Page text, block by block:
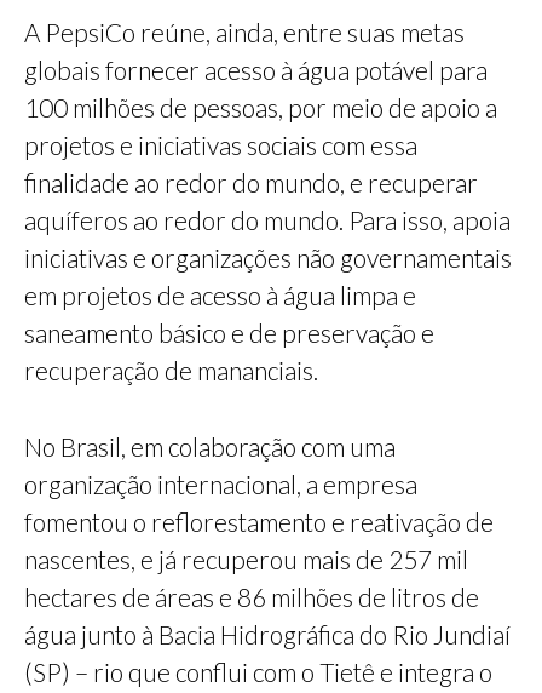
A PepsiCo reúne, ainda, entre suas metas
globais fornecer acesso à água potável para
100 milhões de pessoas, por meio de apoio a
projetos e iniciativas sociais com essa
finalidade ao redor do mundo, e recuperar
aquíferos ao redor do mundo. Para isso, apoia
iniciativas e organizações não governamentais
em projetos de acesso à água limpa e
saneamento básico e de preservação e
recuperação de mananciais.
​​No Brasil, e​m colaboração com uma
organização internacional, a empresa
fomentou o reflorestamento e reativação de
nascentes, e já recuperou mais de 257 mil
hectares de áreas e 86 milhões de litros de
água junto à Bacia Hidrográfica do Rio Jundiaí
(SP) – rio que conflui com o Tietê e integra o